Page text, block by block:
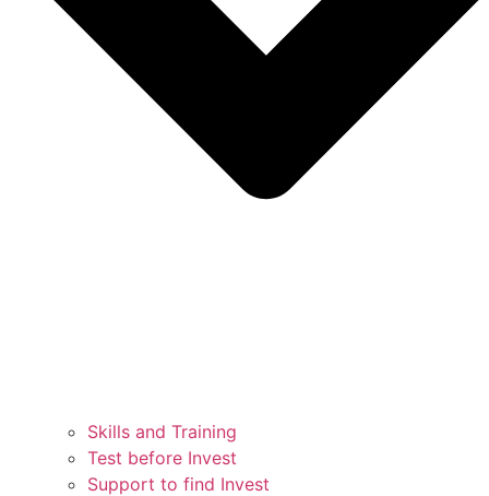
Skills and Training
Test before Invest
Support to find Invest